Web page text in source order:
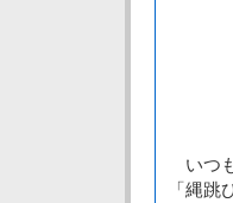
いつ
「縄